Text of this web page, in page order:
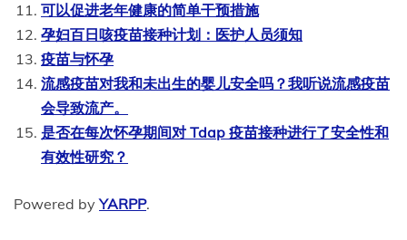
可以促进老年健康的简单干预措施
孕妇百日咳疫苗接种计划：医护人员须知
疫苗与怀孕
流感疫苗对我和未出生的婴儿安全吗？我听说流感疫苗
会导致流产。
是否在每次怀孕期间对 Tdap 疫苗接种进行了安全性和
有效性研究？
Powered byYARPP.